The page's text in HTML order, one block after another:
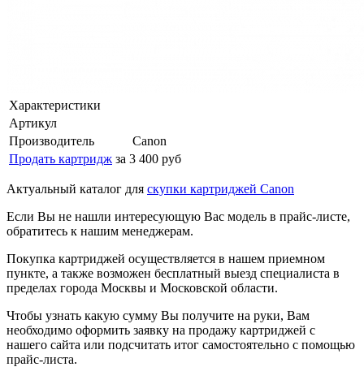
Характеристики
Артикул
Производитель
Canon
Продать картридж за 3 400 руб
Актуальный каталог для скупки картриджей Canon
Если Вы не нашли интересующую Вас модель в прайс-листе,
обратитесь к нашим менеджерам.
Покупка картриджей осуществляется в нашем приемном
пункте, а также возможен бесплатный выезд специалиста в
пределах города Москвы и Московской области.
Чтобы узнать какую сумму Вы получите на руки, Вам
необходимо оформить заявку на продажу картриджей с
нашего сайта или подсчитать итог самостоятельно с помощью
прайс-листа.